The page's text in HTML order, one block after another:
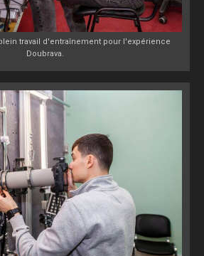
travail d'entraînement pour l'expérience
Doubrava.